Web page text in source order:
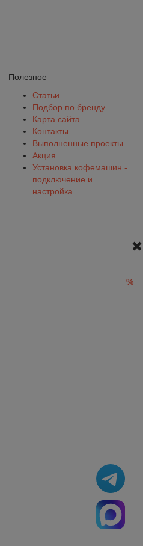
Полезное
Статьи
Подбор по бренду
Карта сайта
Контакты
Выполненные проекты
Акция
Установка кофемашин -
подключение и
настройка
%